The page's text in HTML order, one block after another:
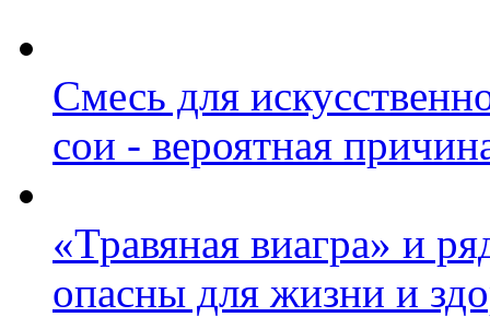
Смесь для
сои - вероятная
«Травяная виагра» и
опасны для жизни и